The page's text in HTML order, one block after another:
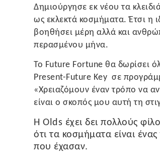
Δημιούργησε εκ νέου τα
ως εκλεκτά κοσμήματα. Έτσι η
βοηθήσει μέρη αλλά και
περασμένου μήνα.
Το Future Fortune θα δωρίσει
Present-Future Key σε
«Χρειαζόμουν έναν τρόπο να
είναι ο σκοπός μου αυτή τη
Η Olds έχει δει πολλούς
ότι τα κοσμήματα είναι
που έχασαν.